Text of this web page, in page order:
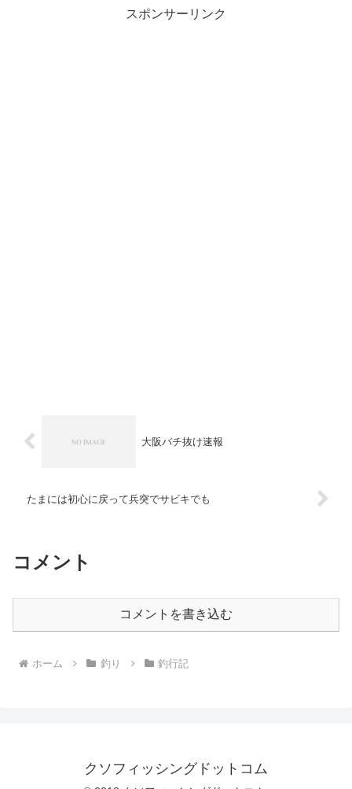
スポンサーリンク
大阪バチ抜け速報
たまには初心に戻って兵突でサビキでも
コメント
コメントを書き込む
ホーム 釣り 釣行記
クソフィッシングドットコム